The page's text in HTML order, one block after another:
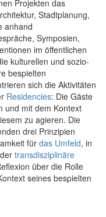
Projekten das
Stadtplanung,
anhand
Symposien,
im öffentlichen
kulturellen und sozio-
bespielten
sich die Aktivitäten
Residencies: Die Gäste
und mit dem Kontext
zu agieren. Die
drei Prinzipien
für das Umfeld, in
transdisziplinäre
über die Rolle
seines bespielten